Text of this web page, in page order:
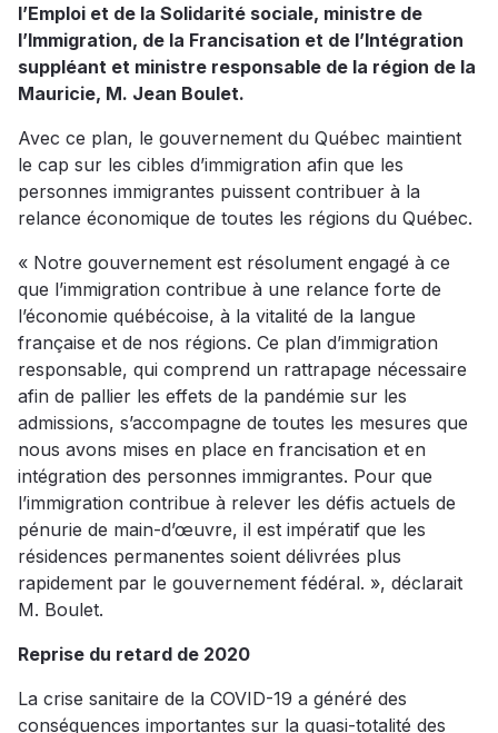
l’Emploi et de la Solidarité sociale, ministre de
l’Immigration, de la Francisation et de l’Intégration
suppléant et ministre responsable de la région de la
Mauricie, M. Jean Boulet.
Avec ce plan, le gouvernement du Québec maintient
le cap sur les cibles d’immigration afin que les
personnes immigrantes puissent contribuer à la
relance économique de toutes les régions du Québec.
« Notre gouvernement est résolument engagé à ce
que l’immigration contribue à une relance forte de
l’économie québécoise, à la vitalité de la langue
française et de nos régions. Ce plan d’immigration
responsable, qui comprend un rattrapage nécessaire
afin de pallier les effets de la pandémie sur les
admissions, s’accompagne de toutes les mesures que
nous avons mises en place en francisation et en
intégration des personnes immigrantes. Pour que
l’immigration contribue à relever les défis actuels de
pénurie de main-d’œuvre, il est impératif que les
résidences permanentes soient délivrées plus
rapidement par le gouvernement fédéral. », déclarait
M. Boulet.
Reprise du retard de 2020
La crise sanitaire de la COVID-19 a généré des
conséquences importantes sur la quasi-totalité des